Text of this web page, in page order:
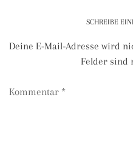
SCHREIBE
Deine E-Mail-Adresse wird
Felder sind
Kommentar *